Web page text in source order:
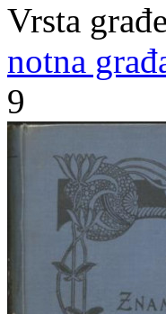
Vrsta građe
notna
9